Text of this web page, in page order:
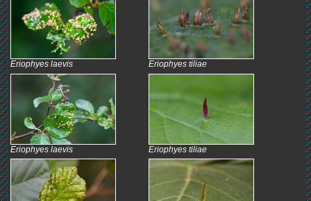
Eriophyes laevis
Eriophyes laevis
Eriophyes tiliae
Eriophyes tiliae